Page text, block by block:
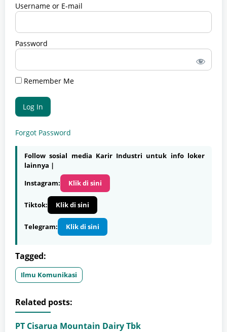
Username or E-mail
Password
Remember Me
Forgot Password
Follow sosial media Karir Industri untuk info loker
lainnya |
Instagram:
Klik di sini
Tiktok: Klik di sini
Telegram: Klik di sini
Tagged:
Ilmu Komunikasi
Related posts:
PT Cisarua Mountain Dairy Tbk